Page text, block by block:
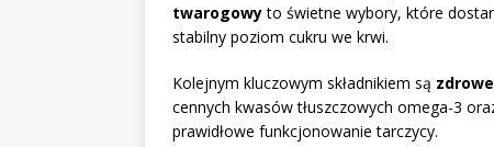
twarogowyto świetne wybory, które
stabilny poziom cukru we krwi.
Kolejnym kluczowym składnikiem są
cennych kwasów tłuszczowych omega-3
prawidłowe funkcjonowanie tarczycy.